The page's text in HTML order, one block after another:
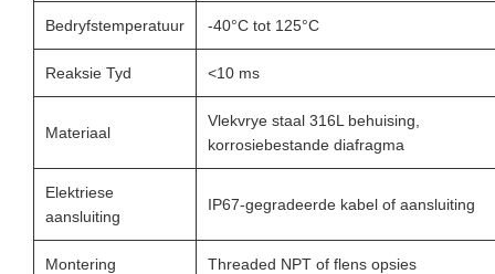
Bedryfstemperatuur -40°C tot 125°C
Reaksie Tyd <10 ms
Materiaal
Vlekvrye staal 316L behuising,
korrosiebestande diafragma
Elektriese
aansluiting
IP67-gegradeerde kabel of aansluiting
Montering Threaded NPT of flens opsies